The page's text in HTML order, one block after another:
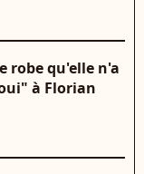
robe qu'elle n'a
à Florian